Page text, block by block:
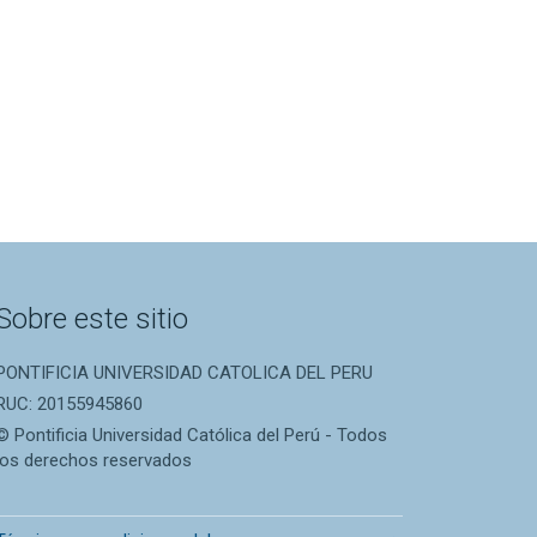
este sitio
UNIVERSIDAD CATOLICA DEL PERU
20155945860
Pontificia Universidad Católica del Perú - Todos
derechos reservados